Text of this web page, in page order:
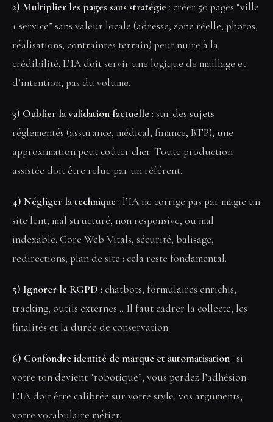
2) Multiplier les pages sans stratégie : créer 50 pages “ville
+ service” sans valeur locale (adresse, zone réelle, photos,
réalisations, contraintes terrain) peut nuire à la
crédibilité. L’IA doit servir une logique de maillage et
d’intention, pas du volume.
3) Oublier la validation factuelle : sur des sujets
réglementés (assurance, médical, finance, BTP), une
approximation peut coûter cher. Toute production
assistée doit être relue par un référent.
4) Négliger la technique : l’IA ne corrige pas par magie un
site lent, mal structuré, non responsive, ou mal
indexable. Core Web Vitals, sécurité, balisage,
redirections, plan de site : cela reste fondamental.
5) Ignorer le RGPD : chatbots, formulaires enrichis,
tracking, outils externes… Il faut cadrer la collecte, les
finalités et la durée de conservation.
6) Confondre identité de marque et automatisation : si
votre ton devient “robotique”, vous perdez l’adhésion.
L’IA doit être calibrée sur votre style, vos arguments,
votre vocabulaire métier.